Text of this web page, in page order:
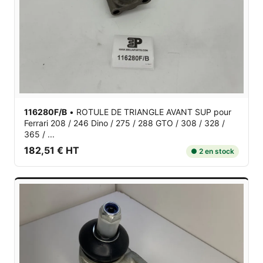
116280F/B • ROTULE DE TRIANGLE AVANT SUP pour
Ferrari 208 / 246 Dino / 275 / 288 GTO / 308 / 328 /
365 / ...
182,51 € HT ● 2 en stock